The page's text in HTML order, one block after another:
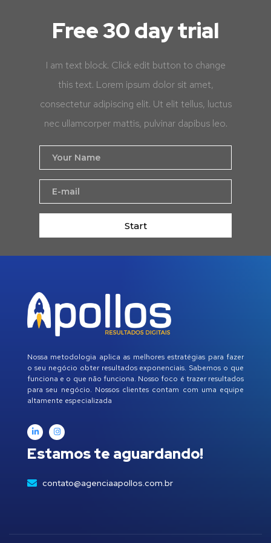
Free 30 day trial
I am text block. Click edit button to change
this text. Lorem ipsum dolor sit amet,
consectetur adipiscing elit. Ut elit tellus, luctus
nec ullamcorper mattis, pulvinar dapibus leo.
Start
Nossa metodologia aplica as melhores estratégias para fazer
o seu negócio obter resultados exponenciais. Sabemos o que
funciona e o que não funciona. Nosso foco é trazer resultados
para seu negócio. Nossos clientes contam com uma equipe
altamente especializada
Estamos te aguardando!
contato@agenciaapollos.com.br